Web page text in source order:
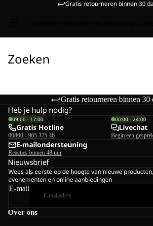
Gratis retourneren binnen 30
Zoeken
Gratis retourneren binnen 30
Over ons
Heb je hulp nodig?
09:00 - 17:00
Gratis Hotline
00800 - 965 375 46
00:00 - 24:00
Livechat
Begin een
E-mailondersteuning
Reacties binnen 48 uur
Nieuwsbrief
Wees als eerste op de hoogte van nieuwe
evenementen en online aanbiedingen
E-mail